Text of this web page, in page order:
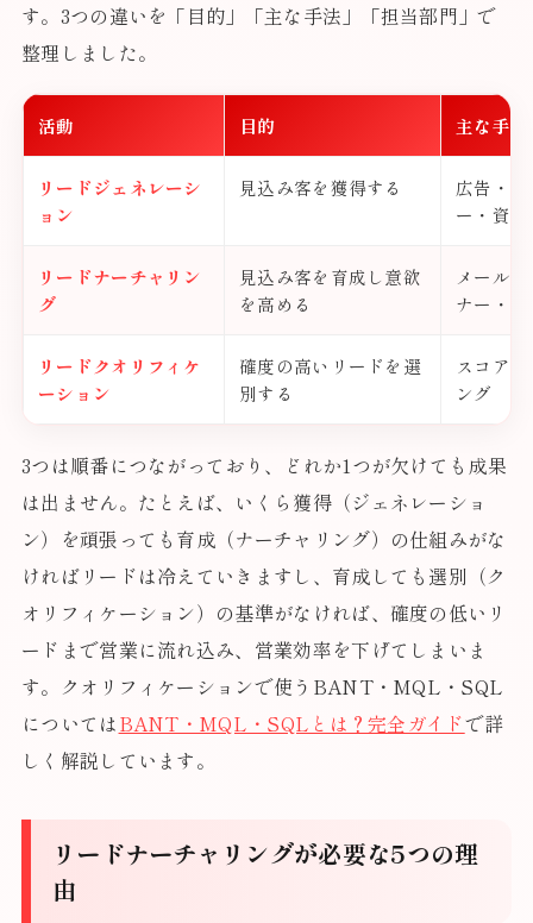
す。3つの違いを「目的」「主な手法」「担当部門」で
整理しました。
活動 目的 主な手法
リードジェネレーシ
ョン
見込み客を獲得する
広告・
ー・資
リードナーチャリン
グ
見込み客を育成し意欲
を高める
メール
ナー・
リードクオリフィケ
ーション
確度の高いリードを選
別する
スコア
ング
3つは順番につながっており、どれか1つが欠けても成果
は出ません。たとえば、いくら獲得（ジェネレーショ
ン）を頑張っても育成（ナーチャリング）の仕組みがな
ければリードは冷えていきますし、育成しても選別（ク
オリフィケーション）の基準がなければ、確度の低いリ
ードまで営業に流れ込み、営業効率を下げてしまいま
す。クオリフィケーションで使うBANT・MQL・SQL
についてはBANT・MQL・SQLとは？完全ガイドで詳
しく解説しています。
リードナーチャリングが必要な5つの理
由